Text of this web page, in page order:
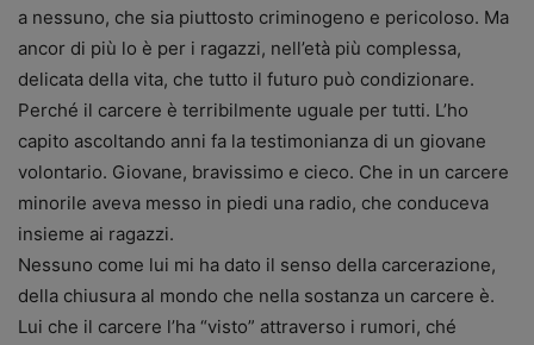
a nessuno, che sia piuttosto criminogeno e pericoloso. Ma
ancor di più lo è per i ragazzi, nell’età più complessa,
delicata della vita, che tutto il futuro può condizionare.
Perché il carcere è terribilmente uguale per tutti. L’ho
capito ascoltando anni fa la testimonianza di un giovane
volontario. Giovane, bravissimo e cieco. Che in un carcere
minorile aveva messo in piedi una radio, che conduceva
insieme ai ragazzi.
Nessuno come lui mi ha dato il senso della carcerazione,
della chiusura al mondo che nella sostanza un carcere è.
Lui che il carcere l’ha “visto” attraverso i rumori, ché